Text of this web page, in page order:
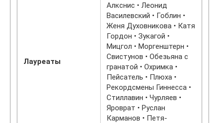
Лауреаты
Алкснис • Леонид
Василевский • Гоблин •
Женя Духовникова • Катя
Гордон • Зукагой •
Мицгол • Моргенштерн •
Свистунов • Обезьяна с
гранатой • Охримка •
Пейсатель • Плюха •
Рекордсмены Гиннесса •
Стиллавин • Чурляев •
Яроврат • Руслан
Карманов • Петя-